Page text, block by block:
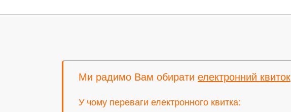
Ми радимо Вам обирати електронний квиток
У чому переваги електронного квитка: